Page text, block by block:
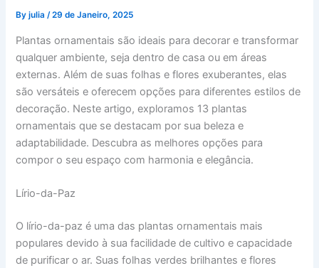
Byjulia/29 de Janeiro, 2025
Plantas ornamentais são ideais para decorar e transformar
qualquer ambiente, seja dentro de casa ou em áreas
externas. Além de suas folhas e flores exuberantes, elas
são versáteis e oferecem opções para diferentes estilos de
decoração. Neste artigo, exploramos 13 plantas
ornamentais que se destacam por sua beleza e
adaptabilidade. Descubra as melhores opções para
compor o seu espaço com harmonia e elegância.
Lírio-da-Paz
O lírio-da-paz é uma das plantas ornamentais mais
populares devido à sua facilidade de cultivo e capacidade
de purificar o ar. Suas folhas verdes brilhantes e flores